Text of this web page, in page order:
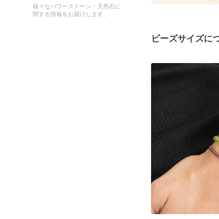
様々なパワーストーン・天然石に
関する情報をお届けします。
ビーズサイズに